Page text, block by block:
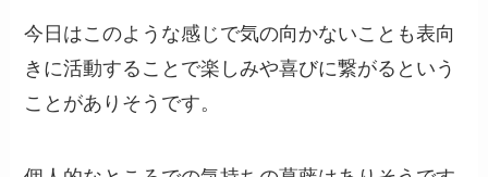
今日はこのような感じで気の向かないことも表向
きに活動することで楽しみや喜びに繋がるという
ことがありそうです。